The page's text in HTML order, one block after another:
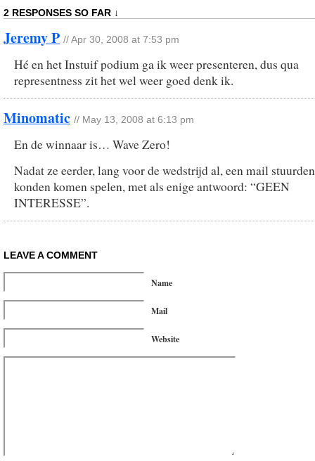
2 RESPONSES SO FAR ↓
Jeremy P // Apr 30, 2008 at 7:53 pm
Hé en het Instuif podium ga ik weer presenteren, dus qua
representness zit het wel weer goed denk ik.
Minomatic // May 13, 2008 at 6:13 pm
En de winnaar is… Wave Zero!
Nadat ze eerder, lang voor de wedstrijd al, een mail
konden komen spelen, met als enige antwoord: “GEEN
INTERESSE”.
LEAVE A COMMENT
Name
Mail
Website